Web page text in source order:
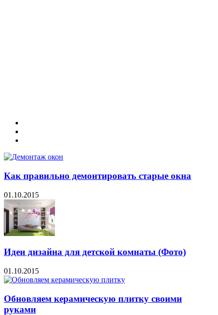
Как правильно демонтировать старые окна
01.10.2015
Идеи дизайна для детской комнаты (Фото)
01.10.2015
Обновляем керамическую плитку своими
руками